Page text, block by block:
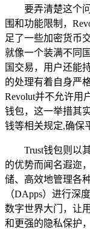
要弄清楚这个
围和功能限制，
足了一些加密货币
就像一个装满不同
国交易，用户还能
的处理有着自身严
Revolut并不允许用
钱包，这一举措其
钱等相关规定,确保
Trust钱包则以
的优势而闻名遐迩
储、高效地管理各
（DApps）进行深
数字世界大门，让
和更强的隐私保护